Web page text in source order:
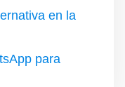
en la
para